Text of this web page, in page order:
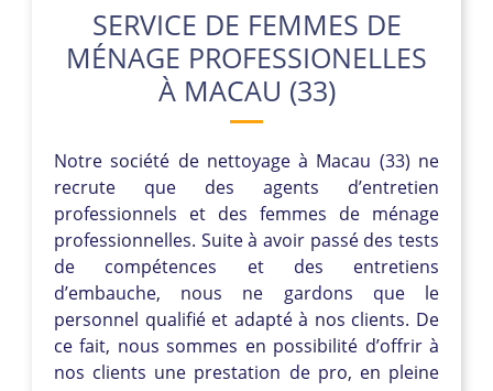
SERVICE DE FEMMES DE
MÉNAGE PROFESSIONELLES
À MACAU (33)
Notre société de nettoyage à Macau (33) ne
recrute que des agents d’entretien
professionnels et des femmes de ménage
professionnelles. Suite à avoir passé des tests
de compétences et des entretiens
d’embauche, nous ne gardons que le
personnel qualifié et adapté à nos clients. De
ce fait, nous sommes en possibilité d’offrir à
nos clients une prestation de pro, en pleine